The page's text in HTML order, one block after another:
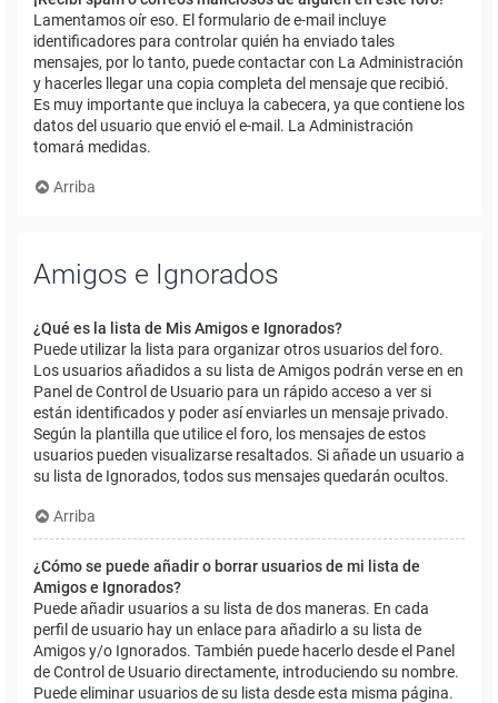
Lamentamos oír eso. El formulario de e-mail incluye
identificadores para controlar quién ha enviado tales
mensajes, por lo tanto, puede contactar con La Administración
y hacerles llegar una copia completa del mensaje que recibió.
Es muy importante que incluya la cabecera, ya que contiene los
datos del usuario que envió el e-mail. La Administración
tomará medidas.
Arriba
Amigos e Ignorados
¿Qué es la lista de Mis Amigos e Ignorados?
Puede utilizar la lista para organizar otros usuarios del foro.
Los usuarios añadidos a su lista de Amigos podrán verse en en
Panel de Control de Usuario para un rápido acceso a ver si
están identificados y poder así enviarles un mensaje privado.
Según la plantilla que utilice el foro, los mensajes de estos
usuarios pueden visualizarse resaltados. Si añade un usuario a
su lista de Ignorados, todos sus mensajes quedarán ocultos.
Arriba
¿Cómo se puede añadir o borrar usuarios de mi lista de
Amigos e Ignorados?
Puede añadir usuarios a su lista de dos maneras. En cada
perfil de usuario hay un enlace para añadirlo a su lista de
Amigos y/o Ignorados. También puede hacerlo desde el Panel
de Control de Usuario directamente, introduciendo su nombre.
Puede eliminar usuarios de su lista desde esta misma página.